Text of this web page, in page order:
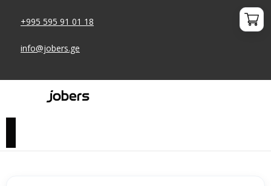
+995 595 91 01 18
info@jobers.ge